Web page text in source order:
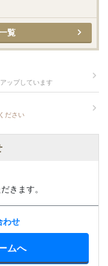
覧
ップしています
ださい
きます。
わせ
ムへ